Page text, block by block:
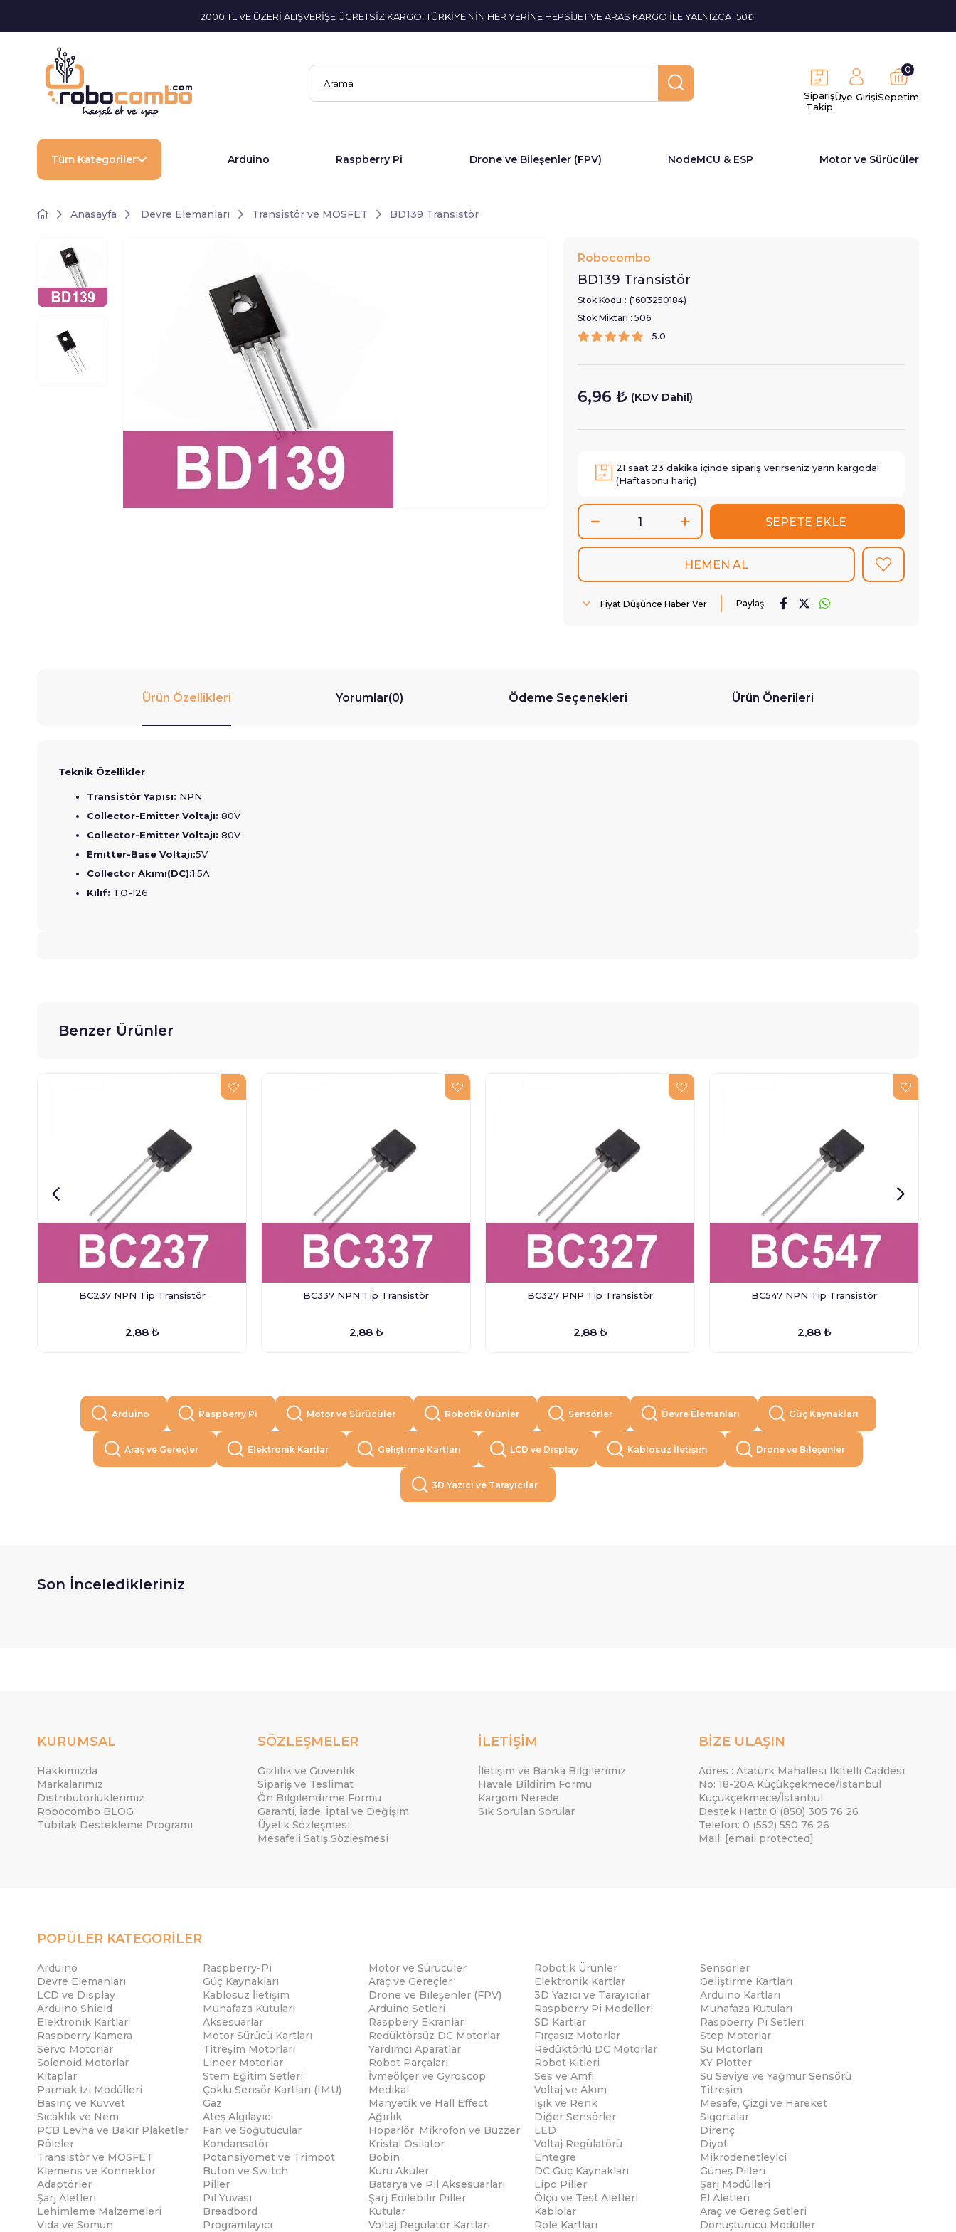
2000 TL VE ÜZERİ ALIŞVERİŞE ÜCRETSİZ KARGO! TÜRKİYE'NİN HER YERİNE HEPSİJET VE ARAS KARGO İLE YALNIZCA 150₺
Sipariş
Takip
Üye GirişiSepetim
0
Tüm Kategoriler Arduino Raspberry Pi Drone ve Bileşenler (FPV) NodeMCU & ESP Motor ve Sürücüler
Anasayfa Devre Elemanları Transistör ve MOSFET BD139 Transistör
Robocombo
BD139 Transistör
Stok Kodu
(1603250184)
Stok Miktarı : 506
5.0
6,96 ₺ (KDV Dahil)
21 saat 23 dakika içinde sipariş verirseniz yarın kargoda!
(Haftasonu hariç)
Fiyat Düşünce Haber Ver Paylaş
Ürün Özellikleri Yorumlar(0) Ödeme Seçenekleri Ürün Önerileri
Teknik Özellikler
Transistör Yapısı: NPN
Collector-Emitter Voltajı: 80V
Collector-Emitter Voltajı: 80V
Emitter-Base Voltajı:5V
Collector Akımı(DC):1.5A
Kılıf: TO-126
Benzer Ürünler
BC237 NPN Tip Transistör
2,88 ₺
BC337 NPN Tip Transistör
2,88 ₺
BC327 PNP Tip Transistör
2,88 ₺
BC547 NPN Tip Transistör
2,88 ₺
Arduino Raspberry Pi Motor ve Sürücüler Robotik Ürünler Sensörler Devre Elemanları Güç Kaynakları
Araç ve Gereçler Elektronik Kartlar Geliştirme Kartları LCD ve Display Kablosuz İletişim Drone ve Bileşenler
3D Yazıcı ve Tarayıcılar
Son İnceledikleriniz
KURUMSAL
Hakkımızda
Markalarımız
Distribütörlüklerimiz
Robocombo BLOG
Tübitak Destekleme Programı
SÖZLEŞMELER
Gizlilik ve Güvenlik
Sipariş ve Teslimat
Ön Bilgilendirme Formu
Garanti, İade, İptal ve Değişim
Üyelik Sözleşmesi
Mesafeli Satış Sözleşmesi
İLETİŞİM
İletişim ve Banka Bilgilerimiz
Havale Bildirim Formu
Kargom Nerede
Sık Sorulan Sorular
BİZE ULAŞIN
Adres : Atatürk Mahallesi Ikitelli Caddesi
No: 18-20A Küçükçekmece/İstanbul
Küçükçekmece/İstanbul
Destek Hattı: 0 (850) 305 76 26
Telefon: 0 (552) 550 76 26
Mail: [email protected]
POPÜLER KATEGORİLER
Arduino Raspberry-Pi Motor ve Sürücüler Robotik Ürünler
Sensörler
Devre Elemanları
Güç Kaynakları Araç ve Gereçler Elektronik Kartlar
Geliştirme Kartları
LCD ve Display
Kablosuz İletişim Drone ve Bileşenler (FPV) 3D Yazıcı ve Tarayıcılar
Arduino Kartları
Arduino Shield
Muhafaza Kutuları Arduino Setleri Raspberry Pi Modelleri
Muhafaza Kutuları
Elektronik Kartlar
Aksesuarlar Raspbery Ekranlar SD Kartlar
Raspberry Pi Setleri
Raspberry Kamera
Motor Sürücü Kartları Redüktörsüz DC Motorlar Fırçasız Motorlar
Step Motorlar
Servo Motorlar
Titreşim Motorları Yardımcı Aparatlar Redüktörlü DC Motorlar
Su Motorları
Solenoid Motorlar
Lineer Motorlar Robot Parçaları Robot Kitleri
XY Plotter
Kitaplar
Stem Eğitim Setleri İvmeölçer ve Gyroscop Ses ve Amfi
Su Seviye ve Yağmur Sensörü
Parmak İzi Modülleri
Çoklu Sensör Kartları (IMU) Medikal Voltaj ve Akım
Titreşim
Basınç ve Kuvvet
Gaz Manyetik ve Hall Effect Işık ve Renk
Mesafe, Çizgi ve Hareket
Sıcaklık ve Nem
Ateş Algılayıcı Ağırlık Diğer Sensörler
Sigortalar
PCB Levha ve Bakır Plaketler
Fan ve Soğutucular Hoparlör, Mikrofon ve Buzzer LED
Direnç
Röleler
Kondansatör Kristal Osilator Voltaj Regülatörü
Diyot
Transistör ve MOSFET
Potansiyomet ve Trimpot Bobin Entegre
Mikrodenetleyici
Klemens ve Konnektör
Buton ve Switch Kuru Aküler DC Güç Kaynakları
Güneş Pilleri
Adaptörler
Piller Batarya ve Pil Aksesuarları Lipo Piller
Şarj Modülleri
Şarj Aletleri
Pil Yuvası Şarj Edilebilir Piller Ölçü ve Test Aletleri
El Aletleri
Lehimleme Malzemeleri
Breadbord Kutular Kablolar
Araç ve Gereç Setleri
Vida ve Somun
Programlayıcı Voltaj Regülatör Kartları Röle Kartları Dönüştürücü Modüller